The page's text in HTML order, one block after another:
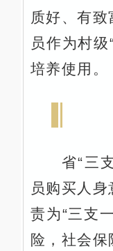
质好、有
员作为村
培养使用。
省“三
员购买人
责为“三支
险，社会